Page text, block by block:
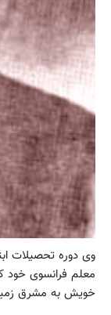
وی دوره تحصیلات
معلم فرانسوی
خویش به مشرق